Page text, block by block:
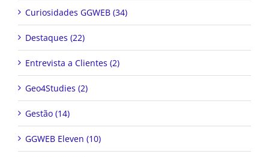
Curiosidades GGWEB (34)
Destaques (22)
Entrevista a Clientes (2)
Geo4Studies (2)
Gestão (14)
GGWEB Eleven (10)